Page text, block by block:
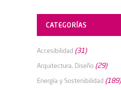
CATEGORÍAS
Accesibilidad (31)
Arquitectura, Diseño (29)
Energía y Sostenibilidad (189)